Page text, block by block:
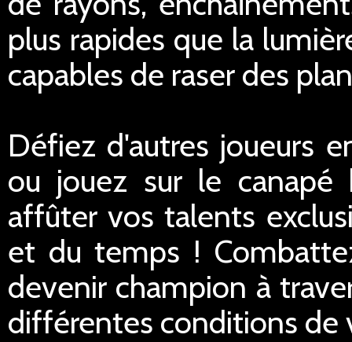
plus rapides que la
capables de raser des
Défiez d'autres joueurs
ou jouez sur le canapé
affûter vos talents
et du temps !
devenir champion à
différentes conditions de